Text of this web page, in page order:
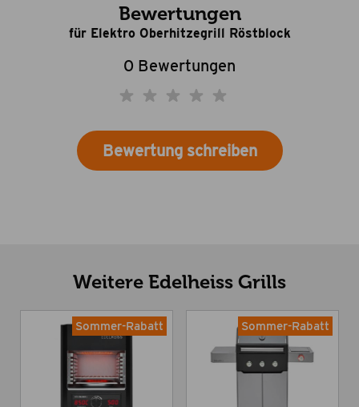
Bewertungen
für Elektro Oberhitzegrill Röstblock
0 Bewertungen
Bewertung schreiben
Weitere Edelheiss Grills
Sommer-Rabatt Sommer-Rabatt